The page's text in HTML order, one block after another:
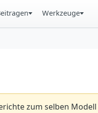
Werkzeuge
zum selben